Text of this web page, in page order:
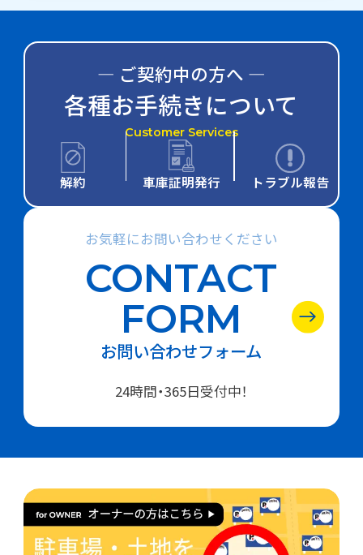
― ご契約中の方へ ―
各種お手続きについて
Customer Services
解約 車庫証明発行 トラブル報告
お気軽にお問い合わせください
CONTACT
FORM
お問い合わせフォーム
24時間・365日受付中！